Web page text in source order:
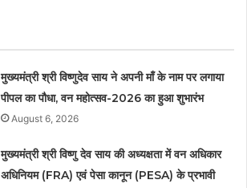
मुख्यमंत्री श्री विष्णुदेव साय ने अपनी माँ के नाम पर लगाया
पीपल का पौधा, वन महोत्सव-2026 का हुआ शुभारंभ
August 6, 2026
मुख्यमंत्री श्री विष्णु देव साय की अध्यक्षता में वन अधिकार
अधिनियम (FRA) एवं पेसा कानून (PESA) के प्रभावी